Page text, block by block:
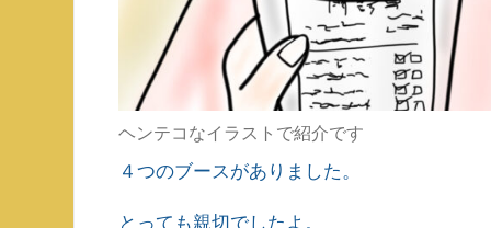
ヘンテコなイラストで紹介です
４つのブースがありました。
とっても親切でしたよ。